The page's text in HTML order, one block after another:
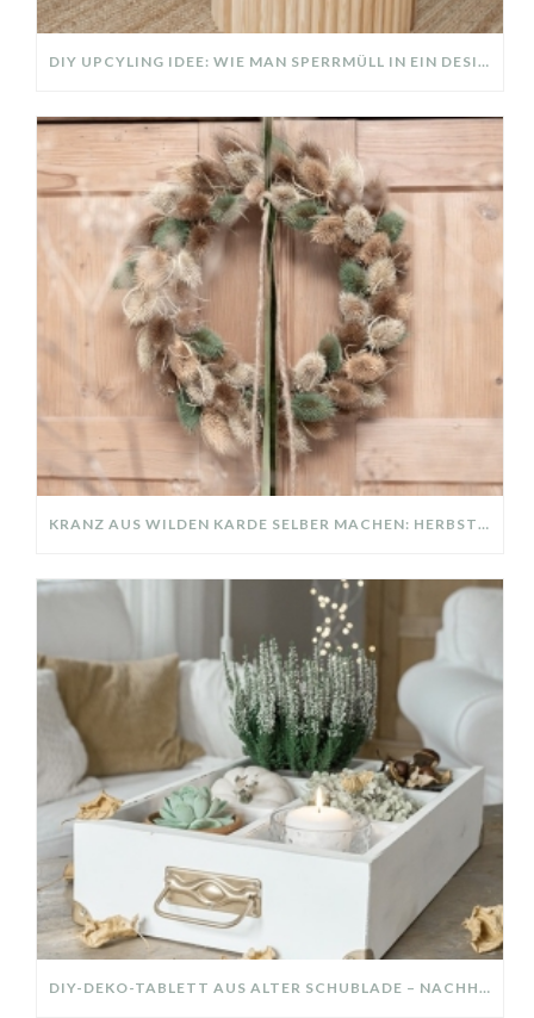
DIY UPCYLING IDEE: WIE MAN SPERRMÜLL IN EIN DESIGNER TEIL VERWANDELT
KRANZ AUS WILDEN KARDE SELBER MACHEN: HERBSTDEKO GANZ EINFACH
DIY-DEKO-TABLETT AUS ALTER SCHUBLADE – NACHHALTIGE HERBSTDEKO SELBER MACHEN!